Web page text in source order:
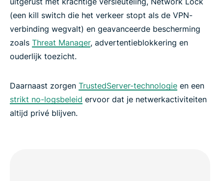
(een kill switch die het verkeer stopt als de VPN-
verbinding wegvalt) en geavanceerde bescherming
zoals Threat Manager, advertentieblokkering en
ouderlijk toezicht.
Daarnaast zorgen TrustedServer-technologie en een
strikt no-logsbeleid ervoor dat je netwerkactiviteiten
altijd privé blijven.